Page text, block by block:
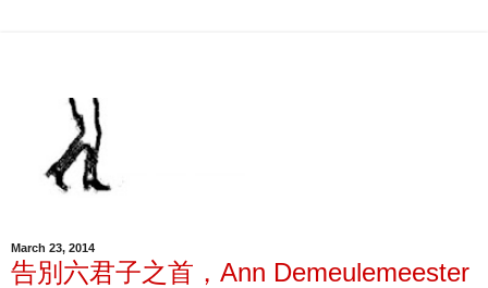
March 23, 2014
告別六君子之首，Ann Demeulemeester